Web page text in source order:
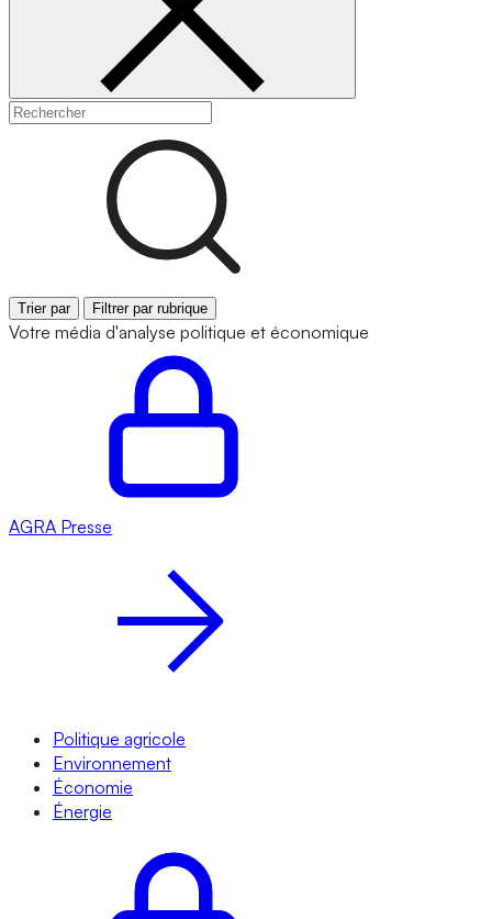
Trier par Filtrer par rubrique
Votre média d'analyse politique et économique
AGRA Presse
Politique agricole
Environnement
Économie
Énergie